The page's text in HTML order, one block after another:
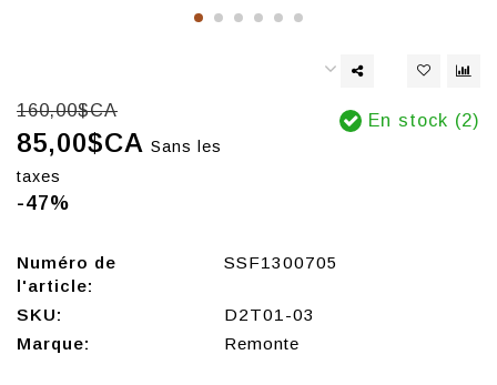
160,00$CA
85,00$CA Sans les
taxes
-47%
En stock (2)
Numéro de
l'article:
SSF1300705
SKU:
D2T01-03
Marque:
Remonte